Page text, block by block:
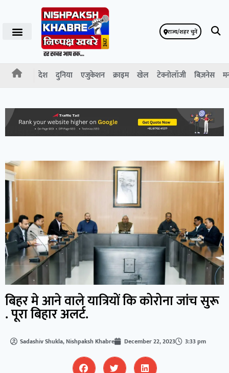
राज्य/शहर चुनें
देश दुनिया एजुकेशन क्राइम खेल टेक्नोलॉजी बिज़नेस
बिहर मे आने वाले यात्रियों कि कोरोना जांच सुरू
. पूरा बिहार अलर्ट.
Sadashiv Shukla, Nishpaksh Khabre December 22, 2023 3:33 pm